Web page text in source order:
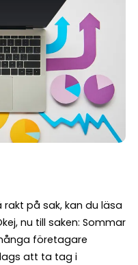
på sak, kan du läsa
nu till saken: Sommar
företagare
att ta tag i